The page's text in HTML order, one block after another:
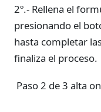
2º.- Rellena el
presionando el
hasta completar
finaliza el proceso.
Paso 2 de 3 alta